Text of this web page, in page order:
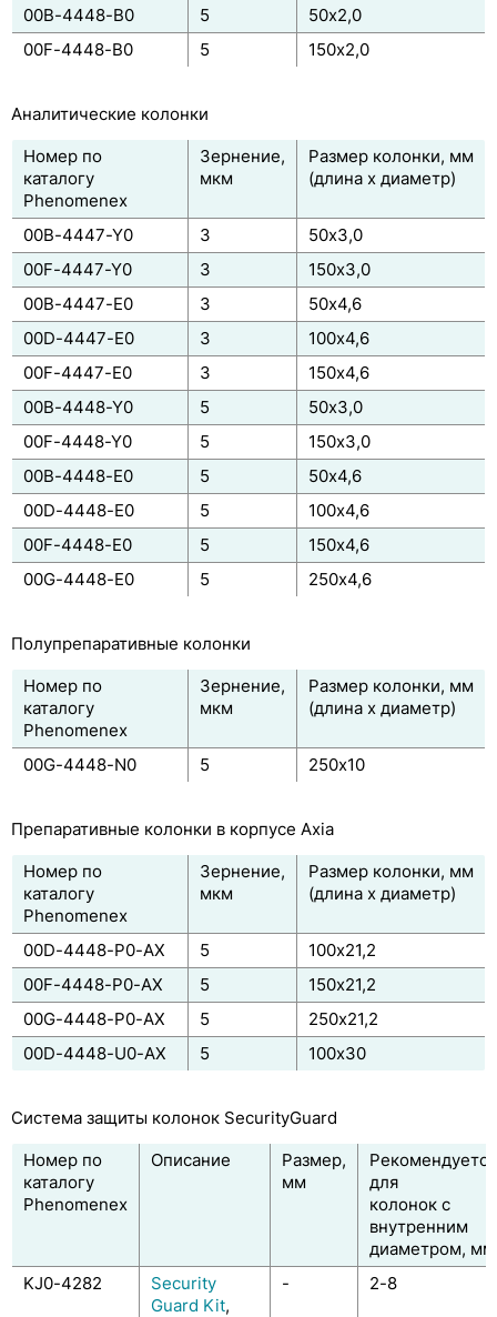
00B-4448-B0
5
50x2,0
00F-4448-B0
5 150x2,0
Аналитические колонки
Номер по
каталогу
Phenomenex
Зернение,
мкм
Размер колонки, мм
(длина х диаметр)
00B-4447-Y0 3
50х3,0
00F-4447-Y0
3
150х3,0
00B-4447-E0
3
50х4,6
00D-4447-E0
3
100x4,6
00F-4447-E0
3
150x4,6
00B-4448-Y0
5
50х3,0
00F-4448-Y0
5
150х3,0
00B-4448-E0
5
50х4,6
00D-4448-E0
5
100х4,6
00F-4448-E0
5
150х4,6
00G-4448-E0
5 250х4,6
Полупрепаративные колонки
Номер по
каталогу
Phenomenex
Зернение,
мкм
Размер колонки, мм
(длина х диаметр)
00G-4448-N0 5 250х10
Препаративные колонки в корпусе Axia
Номер по
каталогу
Phenomenex
Зернение,
мкм
Размер колонки, мм
(длина х диаметр)
00D-4448-P0-AX 5
100x21,2
00F-4448-P0-AX
5
150x21,2
00G-4448-P0-AX
5
250х21,2
00D-4448-U0-AX
5 100х30
Система защиты колонок SecurityGuard
Номер по
каталогу
Phenomenex
Описание
Размер,
мм
Рекомендуется
для
колонок с
внутренним
диаметром, мм
KJ0-4282
Security
Guard Kit,
- 2-8
BioSep-SEC-S
Clarity BioSolutions
PolymerX
Bondсlone
HyperClone
SphereClone
Star-Ion A300
Yarra
Системы защиты колонок
Таблица соответствия ВЭЖХ-колонок по фирмам
производителям
Классификация ВЭЖХ колонок по USP